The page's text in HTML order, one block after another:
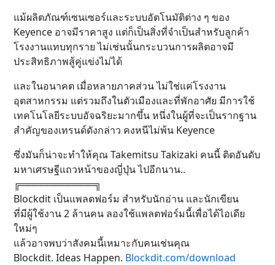
แม้ผลิตภัณฑ์เซนเซอร์และระบบอัตโนมัติต่าง ๆ ของ
Keyence อาจมีราคาสูง แต่ก็เป็นสิ่งที่จำเป็นสำหรับลูกค้า
โรงงานแทบทุกราย ไม่เช่นนั้นกระบวนการผลิตอาจมี
ประสิทธิภาพสู้คู่แข่งไม่ได้
และในอนาคต เมื่อหลายภาคส่วน ไม่ใช่แค่โรงงาน
อุตสาหกรรม แต่รวมถึงในตัวเมืองและที่พักอาศัย มีการใช้
เทคโนโลยีระบบอัจฉริยะมากขึ้น หนึ่งในผู้ที่จะเป็นรากฐาน
สำคัญของเทรนด์ดังกล่าว คงหนีไม่พ้น Keyence
ซึ่งมันก็น่าจะทำให้คุณ Takemitsu Takizaki คนนี้ ติดอันดับ
มหาเศรษฐีแถวหน้าของญี่ปุ่น ไปอีกนาน..
╔═══════════╗
Blockdit เป็นแพลตฟอร์ม สำหรับนักอ่าน และนักเขียน
ที่มีผู้ใช้งาน 2 ล้านคน ลองใช้แพลตฟอร์มนี้เพื่อได้ไอเดีย
ใหม่ๆ
แล้วอาจพบว่าสังคมนี้เหมาะกับคนเช่นคุณ
Blockdit. Ideas Happen. Blockdit.com/download